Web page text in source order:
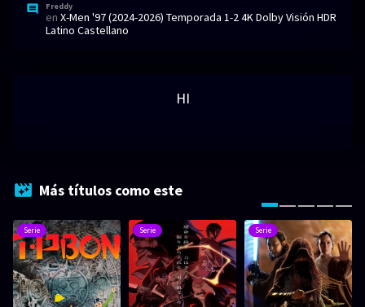
Freddy
en X-Men '97 (2024-2026) Temporada 1-2 4K Dolby Visión HDR
Latino Castellano
HI
Más títulos como este
Serie Serie Serie